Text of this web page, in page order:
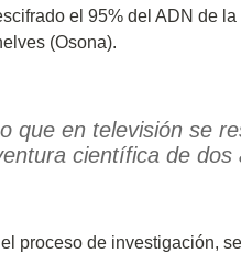
el 95% del ADN de
(Osona).
que en televisión se
científica de
proceso de investigación,